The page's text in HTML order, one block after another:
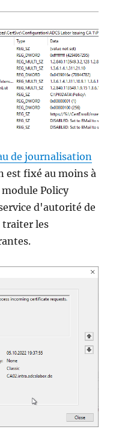
de journalisation
est fixé au moins à
module Policy
d'autorité de
les